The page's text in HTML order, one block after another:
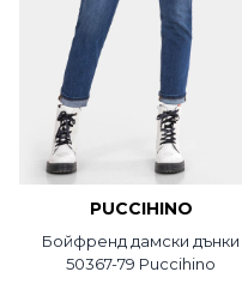
PUCCIHINO
Бойфренд дамски дънки
50367-79 Puccihino